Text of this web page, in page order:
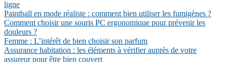
ligne
Paintball en mode réaliste : comment bien utiliser les fumigènes ?
Comment choisir une souris PC ergonomique pour prévenir les
douleurs ?
Femme : L’intérêt de bien choisir son parfum
Assurance habitation : les éléments à vérifier auprès de votre
assureur pour être bien couvert